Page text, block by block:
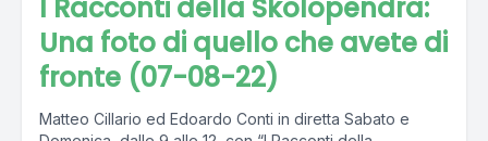
I Racconti della Skolopendra:
Una foto di quello che avete di
fronte (07-08-22)
Matteo Cillario ed Edoardo Conti in diretta Sabato e